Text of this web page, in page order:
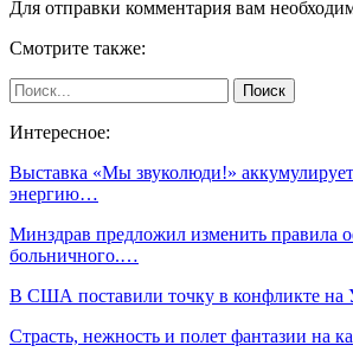
Для отправки комментария вам
Смотрите также:
Интересное:
Выставка «Мы звуколюди!»
энергию…
Минздрав предложил изменить правила
больничного.…
В США поставили точку в конфликте на
Страсть, нежность и полет фантазии на